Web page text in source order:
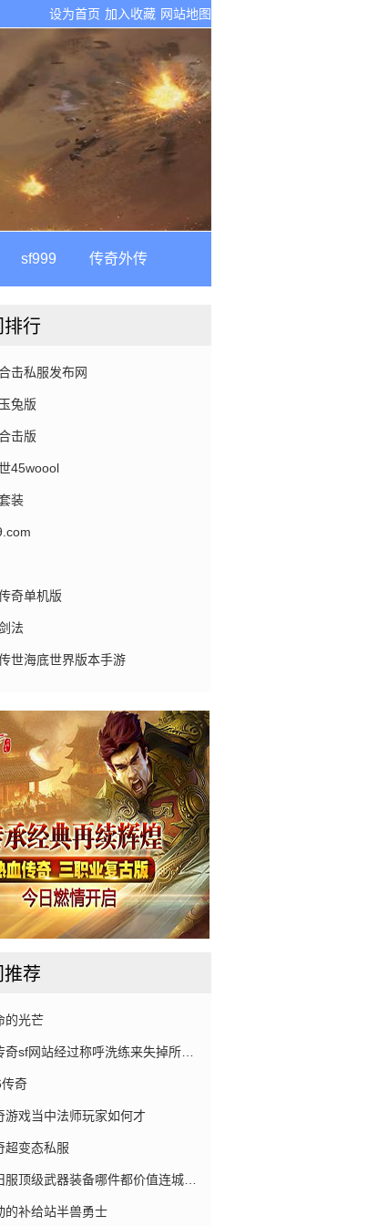
设为首页 加入收藏 网站地图
sf999 传奇外传
排行
击私服发布网
兔版
击版
45woool
装
奇单机版
法
世海底世界版本手游
推荐
的光芒
奇sf网站经过称呼洗练来失掉所…
奇
游戏当中法师玩家如何才
超变态私服
服顶级武器装备哪件都价值连城…
的补给站半兽勇士